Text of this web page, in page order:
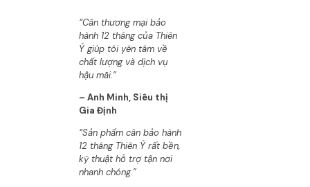
“Cân thương mại bảo
hành 12 tháng của Thiên
Ý giúp tôi yên tâm về
chất lượng và dịch vụ
hậu mãi.”
– Anh Minh, Siêu thị
Gia Định
“Sản phẩm cân bảo hành
12 tháng Thiên Ý rất bền,
kỹ thuật hỗ trợ tận nơi
nhanh chóng.”